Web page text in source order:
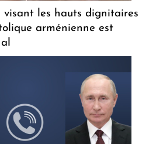
les hauts dignitaires
arménienne est